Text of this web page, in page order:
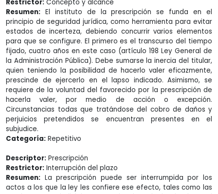
Restrictor: Concepto y alcance
Resumen: El instituto de la prescripción se funda en el
principio de seguridad jurídica, como herramienta para evitar
estados de incerteza, debiendo concurrir varios elementos
para que se configure. El primero es el transcurso del tiempo
fijado, cuatro años en este caso (artículo 198 Ley General de
la Administración Pública). Debe sumarse la inercia del titular,
quien teniendo la posibilidad de hacerlo valer eficazmente,
prescinde de ejercerlo en el lapso indicado. Asimismo, se
requiere de la voluntad del favorecido por la prescripción de
hacerla valer, por medio de acción o excepción.
Circunstancias todas que tratándose del cobro de daños y
perjuicios pretendidos se encuentran presentes en el
subjudice.
Categoría: Repetitivo
Descriptor: Prescripción
Restrictor: Interrupción del plazo
Resumen: La prescripción puede ser interrumpida por los
actos a los que la ley les confiere ese efecto, tales como las